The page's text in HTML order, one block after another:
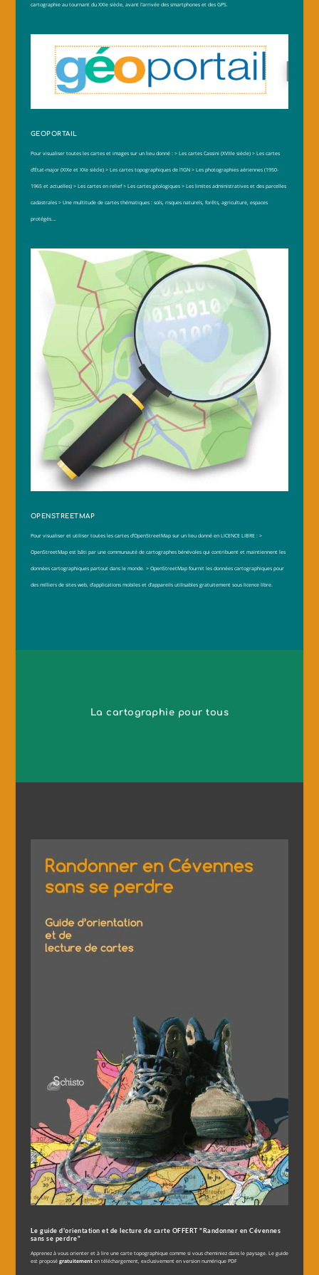
cartographie au tournant du XXIe siècle, avant l’arrivée des smartphones et des GPS.
GEOPORTAIL
Pour visualiser toutes les cartes et images sur un lieu donné : > Les cartes Cassini (XVIIIe siècle) > Les cartes
d’État-major (XIXe et XXe siècle) > Les cartes topographiques de l’IGN > Les photographies aériennes (1950-
1965 et actuelles) > Les cartes en relief > Les cartes géologiques > Les limites administratives et des parcelles
cadastrales > Une multitude de cartes thématiques : sols, risques naturels, forêts, agriculture, espaces
protégés….
OPENSTREETMAP
Pour visualiser et utiliser toutes les cartes d’OpenStreetMap sur un lieu donné en LICENCE LIBRE : >
OpenStreetMap est bâti par une communauté de cartographes bénévoles qui contribuent et maintiennent les
données cartographiques partout dans le monde. > OpenStreetMap fournit les données cartographiques pour
des milliers de sites web, d’applications mobiles et d’appareils utilisables gratuitement sous licence libre.
La cartographie pour tous
Le guide d'orientation et de lecture de carte OFFERT "Randonner en Cévennes
sans se perdre"
Apprenez à vous orienter et à lire une carte topographique comme si vous cheminiez dans le paysage. Le guide
est proposé gratuitementen téléchargement, exclusivement en version numérique PDF